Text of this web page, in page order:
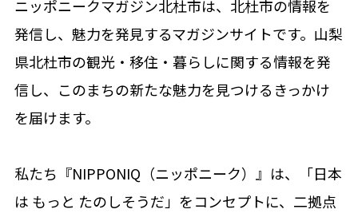
ニッポニークマガジン北杜市は、北杜市の情報を
発信し、魅力を発見するマガジンサイトです。山梨
県北杜市の観光・移住・暮らしに関する情報を発
信し、このまちの新たな魅力を見つけるきっかけ
を届けます。
私たち『NIPPONIQ（ニッポニーク）』は、「日本
は もっと たのしそうだ」をコンセプトに、二拠点